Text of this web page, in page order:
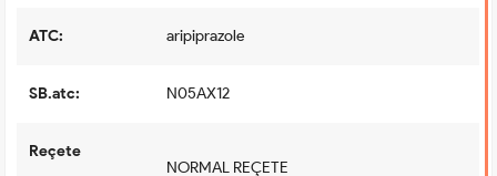
ATC: aripiprazole
SB.atc: N05AX12
Reçete
NORMAL REÇETE